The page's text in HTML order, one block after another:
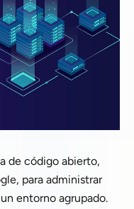
de código abierto,
para administrar
entorno agrupado.